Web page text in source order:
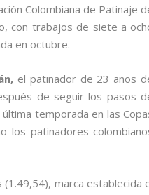
Colombiana de Patinaje
con trabajos de siete a
en octubre.
el patinador de 23 años
de seguir los pasos
temporada en las
los patinadores
marca establecida